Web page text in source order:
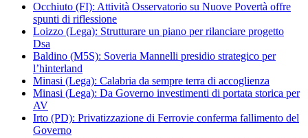
Occhiuto (FI): Attività Osservatorio su Nuove Povertà offre
spunti di riflessione
Loizzo (Lega): Strutturare un piano per rilanciare progetto
Dsa
Baldino (M5S): Soveria Mannelli presidio strategico per
l’hinterland
Minasi (Lega): Calabria da sempre terra di accoglienza
Minasi (Lega): Da Governo investimenti di portata storica per
AV
Irto (PD): Privatizzazione di Ferrovie conferma fallimento del
Governo